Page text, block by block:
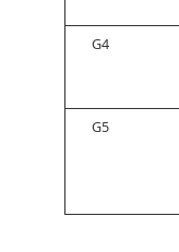
G4
G5